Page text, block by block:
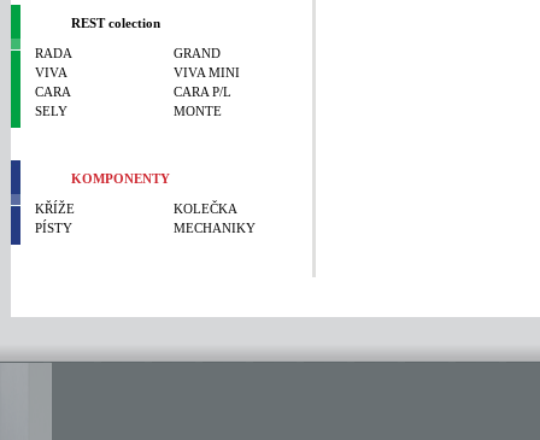
REST colection
RADA
GRAND
VIVA
VIVA MINI
CARA
CARA P/L
SELY
MONTE
KOMPONENTY
KŘÍŽE
KOLEČKA
PÍSTY
MECHANIKY